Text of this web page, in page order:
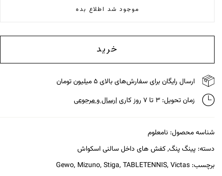
موجود شد اطلاع بده
خرید
ارسال رایگان برای سفارش‌های بالای ۵ میلیون تومان
زمان تحویل: ۳ تا ۷ روز کاری
ارسال و مرجوعی
شناسه محصول: نامعلوم
دسته: پینگ پنگ,کفش های داخل سالنی اسکواش
برچسب:
Gewo, Mizuno,Stiga,TABLETENNIS,Victas